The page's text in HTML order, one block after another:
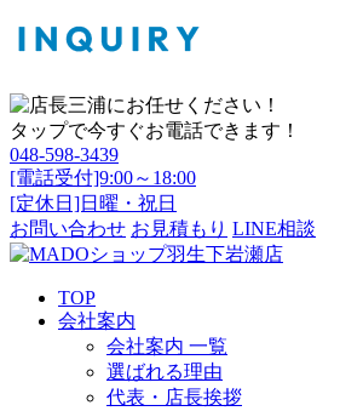
タップで今すぐお電話できます！
048-598-3439
[電話受付]9:00～18:00
[定休日]日曜・祝日
お問い合わせ お見積もり LINE相談
TOP
会社案内
会社案内 一覧
選ばれる理由
代表・店長挨拶